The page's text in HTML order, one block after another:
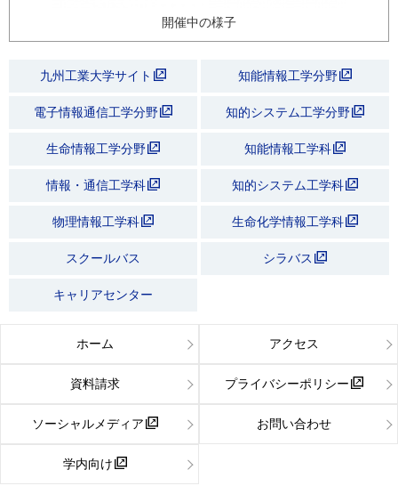
開催中の様子
九州工業大学サイト 知能情報工学分野
電子情報通信工学分野 知的システム工学分野
生命情報工学分野 知能情報工学科
情報・通信工学科 知的システム工学科
物理情報工学科 生命化学情報工学科
スクールバス シラバス
キャリアセンター
ホーム アクセス
資料請求 プライバシーポリシー
ソーシャルメディア お問い合わせ
学内向け